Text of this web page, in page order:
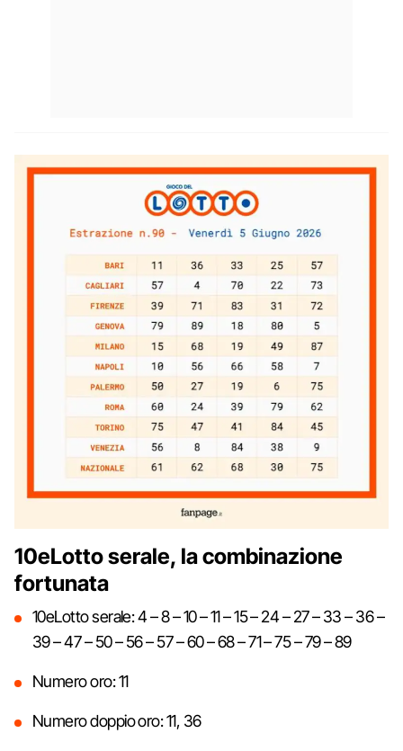
10eLotto serale, la combinazione
fortunata
10eLotto serale: 4 – 8 – 10 – 11 – 15 – 24 – 27 – 33 – 36 –
39 – 47 – 50 – 56 – 57 – 60 – 68 – 71 – 75 – 79 – 89
Numero oro: 11
Numero doppio oro: 11, 36